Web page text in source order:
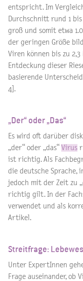
entspricht. Im
Durchschnitt rund 1
groß und somit etwa
der geringen Größe
Viren können bis zu
Entdeckung dieser
basierende
4].
„Der“ oder „Das“
Es wird oft darüber
„der“ oder „das“ Virus
ist richtig. Als
die deutsche Sprache,
jedoch mit der Zeit zu
richtig gilt. In der
verwendet und als
Artikel.
Streitfrage:
Unter ExpertInnen
Frage auseinander, ob